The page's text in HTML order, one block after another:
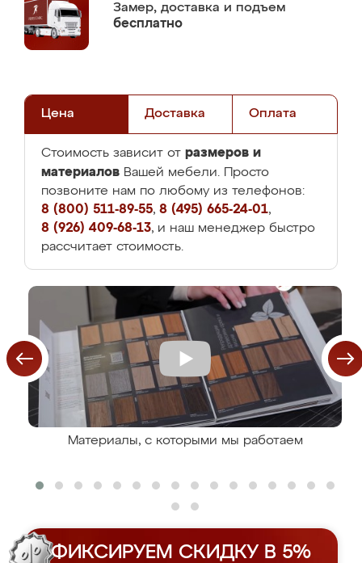
Замер, доставка и подъем
бесплатно
Цена Доставка Оплата
Стоимость зависит от размеров и
материалов Вашей мебели. Просто
позвоните нам по любому из телефонов:
8 (800) 511-89-55, 8 (495) 665-24-01,
8 (926) 409-68-13, и наш менеджер быстро
рассчитает стоимость.
Материалы, с которыми мы работаем
ФИКСИРУЕМ СКИДКУ В 5%